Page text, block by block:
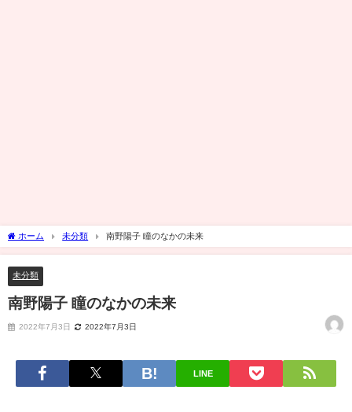
ホーム 未分類 南野陽子 瞳のなかの未来
未分類
南野陽子 瞳のなかの未来
2022年7月3日 2022年7月3日
LINE